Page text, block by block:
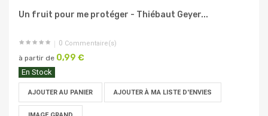
Un fruit pour me protéger - Thiébaut Geyer...
0 Commentaire(s)
à partir de 0,99 €
En Stock
AJOUTER AU PANIER AJOUTER À MA LISTE D'ENVIES